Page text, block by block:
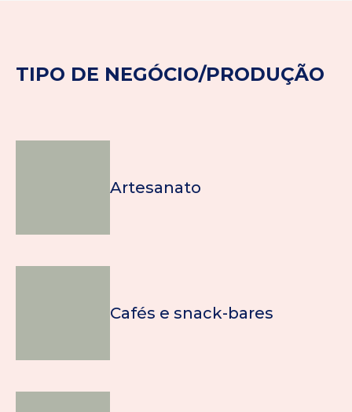
TIPO DE NEGÓCIO/PRODUÇÃO
Artesanato
Cafés e snack-bares